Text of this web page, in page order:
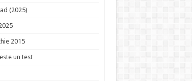
(2025)
2015
un test